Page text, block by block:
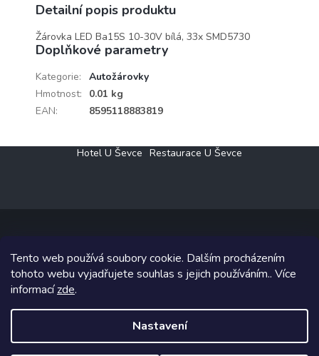
Tento web používá soubory cookie. Dalším procházením
tohoto webu vyjadřujete souhlas s jejich používáním.. Více
informacízde.
Nastavení
Detailní popis produktu
Žárovka LED Ba15S 10-30V bílá, 33x SMD5730
Doplňkové parametry
Kategorie:
Autožárovky
Hmotnost:
0.01 kg
EAN: 8595118883819
Hotel U Ševce Restaurace U Ševce
Copyright 2026Elektro Klesný s.r.o.. Všechna práva vyhrazena.
Grafický návrh vytvořil a na Shoptet implementoval
Shoptetak.cz.
Vytvořil Shoptet